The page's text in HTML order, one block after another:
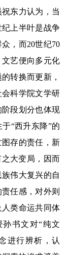
东力认为，当
上半叶是战争
，而20世纪70
艺便向多元化
转换而更新，
科学院文学研
段划分也体现
“西升东降”的
存的责任，新
大变局，因而
伟大复兴的自
任感，对外则
类命运共同体
书文对“纯文
进行辨析，认